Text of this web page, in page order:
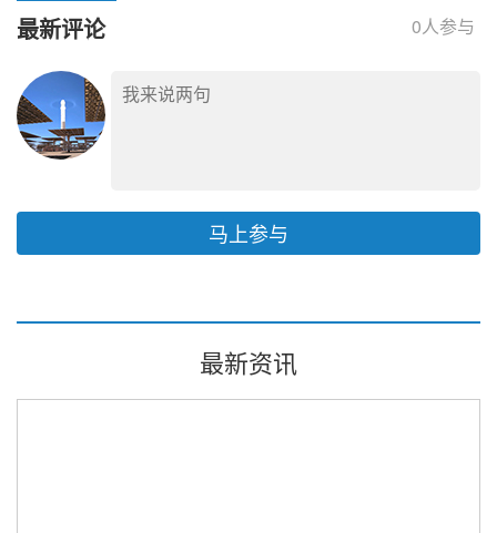
项目工程总承包招标
最新评论 0人参与
马上参与
最新资讯